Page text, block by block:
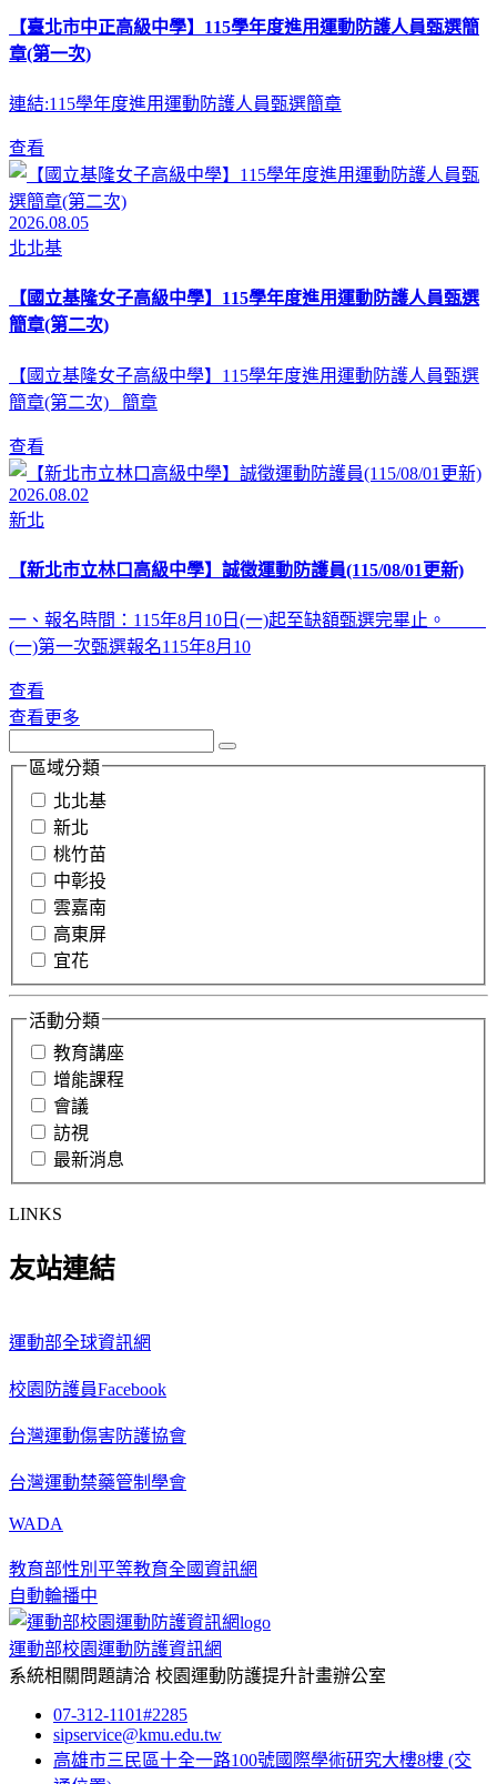
【臺北市中正高級中學】115學年度進用運動防護人員甄選簡
章(第一次)
連結:115學年度進用運動防護人員甄選簡章
查看
2026.08.05
北北基
【國立基隆女子高級中學】115學年度進用運動防護人員甄選
簡章(第二次)
【國立基隆女子高級中學】115學年度進用運動防護人員甄選
簡章(第二次) 簡章
查看
2026.08.02
新北
【新北市立林口高級中學】誠徵運動防護員(115/08/01更新)
一、報名時間：115年8月10日(一)起至缺額甄選完畢止。
(一)第一次甄選報名115年8月10
查看
查看更多
區域分類
北北基
新北
桃竹苗
中彰投
雲嘉南
高東屏
宜花
活動分類
教育講座
增能課程
會議
訪視
最新消息
LINKS
友站連結
運動部全球資訊網
校園防護員Facebook
台灣運動傷害防護協會
台灣運動禁藥管制學會
WADA
教育部性別平等教育全國資訊網
自動輪播中
運動部校園運動防護資訊網
系統相關問題請洽 校園運動防護提升計畫辦公室
07-312-1101#2285
sipservice@kmu.edu.tw
高雄市三民區十全一路100號國際學術研究大樓8樓 (交